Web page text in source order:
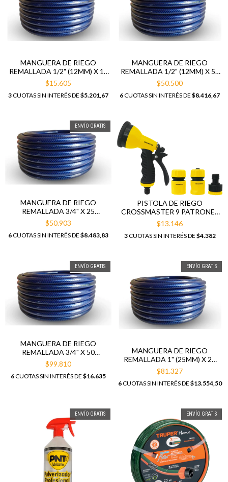
MANGUERA DE RIEGO
REMALLADA 1/2" (12MM) X 15
MTS
$15.605
3CUOTAS SIN INTERÉS DE $5.201,67
MANGUERA DE RIEGO
REMALLADA 1/2" (12MM) X 50
METROS
$50.500
6CUOTAS SIN INTERÉS DE $8.416,67
ENVÍO GRATIS
MANGUERA DE RIEGO
REMALLADA 3/4" X 25
METROS
$50.903
6CUOTAS SIN INTERÉS DE $8.483,83
PISTOLA DE RIEGO
CROSSMASTER 9 PATRONES
CON ACOPLES
$13.146
3CUOTAS SIN INTERÉS DE $4.382
ENVÍO GRATIS
MANGUERA DE RIEGO
REMALLADA 3/4" X 50
METROS
$99.810
6CUOTAS SIN INTERÉS DE $16.635
ENVÍO GRATIS
MANGUERA DE RIEGO
REMALLADA 1" (25MM) X 25
MTS
$81.327
6CUOTAS SIN INTERÉS DE $13.554,50
ENVÍO GRATIS ENVÍO GRATIS